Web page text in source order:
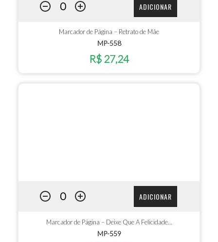
ADICIONAR
Marcador de Página – Retrato de Mãe
MP-558
R$ 27,24
ADICIONAR
Marcador de Página – Deixe Que A Felicidade…
MP-559